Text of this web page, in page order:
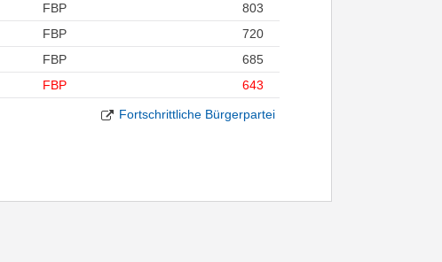
FBP
803
FBP
720
FBP
685
FBP 643
Fortschrittliche Bürgerpartei